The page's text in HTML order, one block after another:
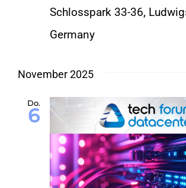
Schlosspark 33-36,
Germany
November 2025
Do.
6